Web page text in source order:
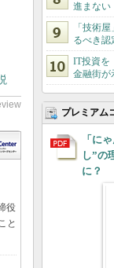
役
と
進まない
「技術
るべき認
IT投資を
金融街が
プレミアム
「に
し”の
に？